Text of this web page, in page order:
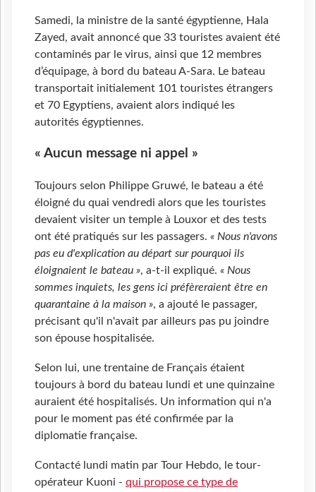
Samedi, la ministre de la santé égyptienne, Hala
Zayed, avait annoncé que 33 touristes avaient été
contaminés par le virus, ainsi que 12 membres
d’équipage, à bord du bateau A-Sara. Le bateau
transportait initialement 101 touristes étrangers
et 70 Egyptiens, avaient alors indiqué les
autorités égyptiennes.
« Aucun message ni appel »
Toujours selon Philippe Gruwé, le bateau a été
éloigné du quai vendredi alors que les touristes
devaient visiter un temple à Louxor et des tests
ont été pratiqués sur les passagers. « Nous n'avons
pas eu d'explication au départ sur pourquoi ils
éloignaient le bateau », a-t-il expliqué. « Nous
sommes inquiets, les gens ici préfèreraient être en
quarantaine à la maison », a ajouté le passager,
précisant qu'il n'avait par ailleurs pas pu joindre
son épouse hospitalisée.
Selon lui, une trentaine de Français étaient
toujours à bord du bateau lundi et une quinzaine
auraient été hospitalisés. Un information qui n'a
pour le moment pas été confirmée par la
diplomatie française.
Contacté lundi matin par Tour Hebdo, le tour-
opérateur Kuoni - qui propose ce type de